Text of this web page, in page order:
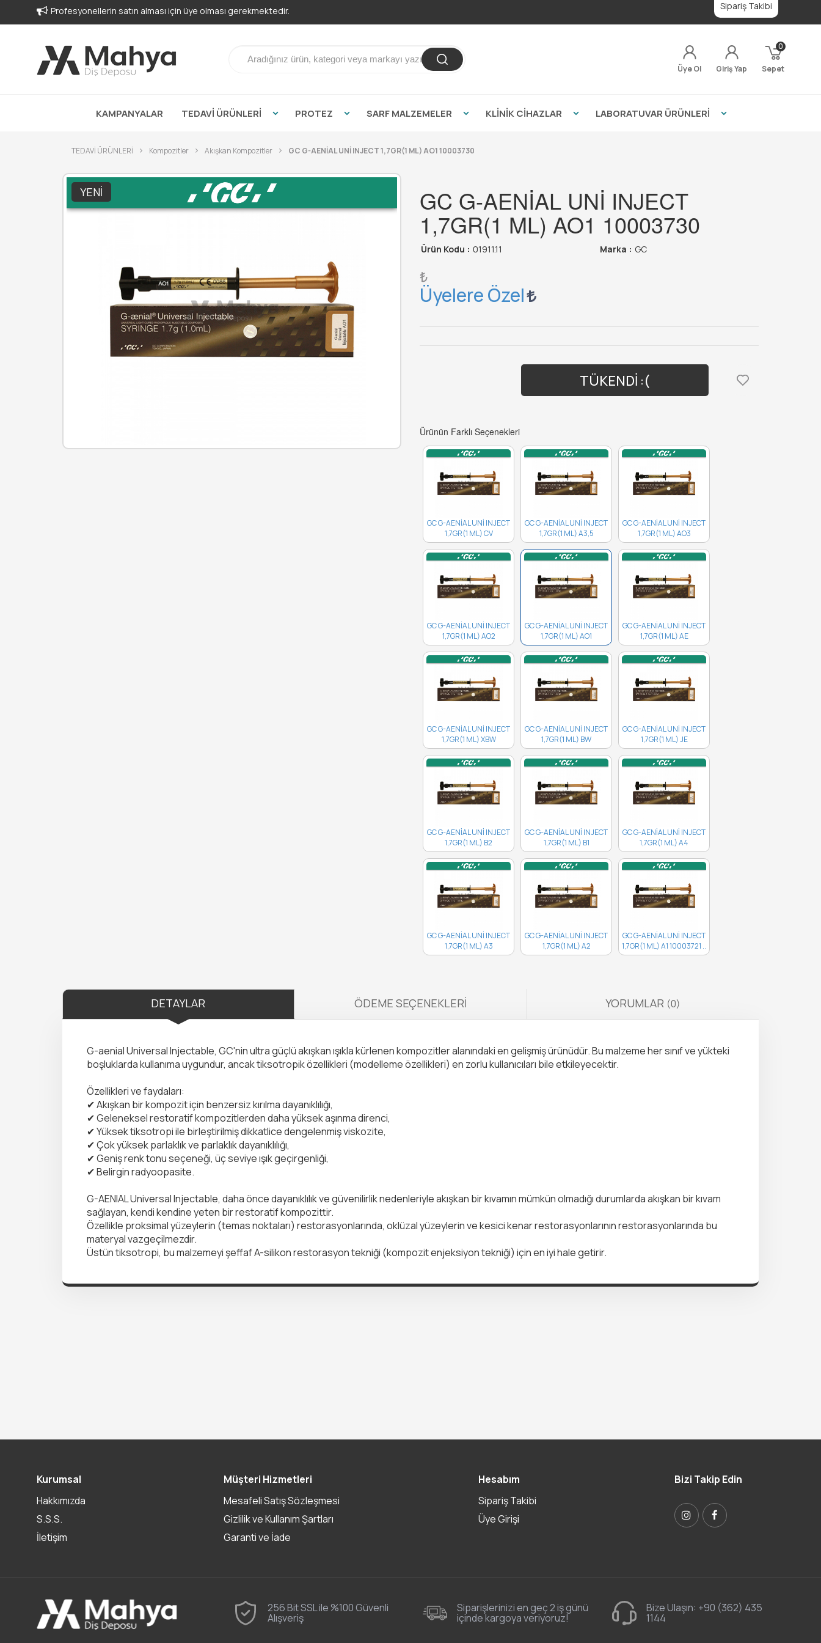
Profesyonellerin satın alması için üye olması gerekmektedir. Sipariş Takibi
Üye Ol Giriş Yap Sepet
0
KAMPANYALAR TEDAVİ ÜRÜNLERİ PROTEZ SARF MALZEMELER KLİNİK CİHAZLAR LABORATUVAR ÜRÜNLERİ
TEDAVİ ÜRÜNLERİ Kompozitler Akışkan Kompozitler GC G-AENİAL UNİ INJECT 1,7GR(1 ML) AO1 10003730
YENI GC G-AENİAL UNİ INJECT
1,7GR(1 ML) AO1 10003730
Ürün Kodu : 01911.11 Marka : GC
₺
Üyelere Özel
TÜKENDİ :(
Ürünün Farklı Seçenekleri
GC G-AENİAL UNİ INJECT
1,7GR(1 ML) CV
10003728..
GC G-AENİAL UNİ INJECT
1,7GR(1 ML) A3,5
10003724..
GC G-AENİAL UNİ INJECT
1,7GR(1 ML) AO3
10003732..
GC G-AENİAL UNİ INJECT
1,7GR(1 ML) AO2
10003731..
GC G-AENİAL UNİ INJECT
1,7GR(1 ML) AO1
10003730..
GC G-AENİAL UNİ INJECT
1,7GR(1 ML) AE
10003734..
GC G-AENİAL UNİ INJECT
1,7GR(1 ML) XBW
10003719..
GC G-AENİAL UNİ INJECT
1,7GR(1 ML) BW
10003720..
GC G-AENİAL UNİ INJECT
1,7GR(1 ML) JE
10003733..
GC G-AENİAL UNİ INJECT
1,7GR(1 ML) B2
10003727..
GC G-AENİAL UNİ INJECT
1,7GR(1 ML) B1
10003726..
GC G-AENİAL UNİ INJECT
1,7GR(1 ML) A4
10003725..
GC G-AENİAL UNİ INJECT
1,7GR(1 ML) A3
10003723..
GC G-AENİAL UNİ INJECT
1,7GR(1 ML) A2
10003722..
GC G-AENİAL UNİ INJECT
1,7GR(1 ML) A1 10003721 ..
DETAYLAR ÖDEME SEÇENEKLERI YORUMLAR (0)
G-aenial Universal Injectable, GC'nin ultra güçlü akışkan ışıkla kürlenen kompozitler alanındaki en gelişmiş ürünüdür. Bu malzeme her sınıf ve yükteki
boşluklarda kullanıma uygundur, ancak tiksotropik özellikleri (modelleme özellikleri) en zorlu kullanıcıları bile etkileyecektir.
Özellikleri ve faydaları:
✔ Akışkan bir kompozit için benzersiz kırılma dayanıklılığı,
✔ Geleneksel restoratif kompozitlerden daha yüksek aşınma direnci,
✔ Yüksek tiksotropi ile birleştirilmiş dikkatlice dengelenmiş viskozite,
✔ Çok yüksek parlaklık ve parlaklık dayanıklılığı,
✔ Geniş renk tonu seçeneği, üç seviye ışık geçirgenliği,
✔ Belirgin radyoopasite.
G-AENIAL Universal Injectable, daha önce dayanıklılık ve güvenilirlik nedenleriyle akışkan bir kıvamın mümkün olmadığı durumlarda akışkan bir kıvam
sağlayan, kendi kendine yeten bir restoratif kompozittir.
Özellikle proksimal yüzeylerin (temas noktaları) restorasyonlarında, oklüzal yüzeylerin ve kesici kenar restorasyonlarının restorasyonlarında bu
materyal vazgeçilmezdir.
Üstün tiksotropi, bu malzemeyi şeffaf A-silikon restorasyon tekniği (kompozit enjeksiyon tekniği) için en iyi hale getirir.
Kurumsal
Hakkımızda
S.S.S.
İletişim
Müşteri Hizmetleri
Mesafeli Satış Sözleşmesi
Gizlilik ve Kullanım Şartları
Garanti ve İade
Hesabım
Sipariş Takibi
Üye Girişi
Bizi Takip Edin
256 Bit SSL ile %100 Güvenli
Alışveriş
Siparişlerinizi en geç 2 iş günü
içinde kargoya veriyoruz!
Bize Ulaşın: +90 (362) 435
1144